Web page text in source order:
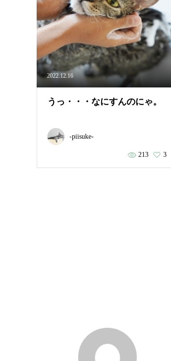
2022.12.16
うっ・・・なにすんのにゃ。
-piisuke-
213 3